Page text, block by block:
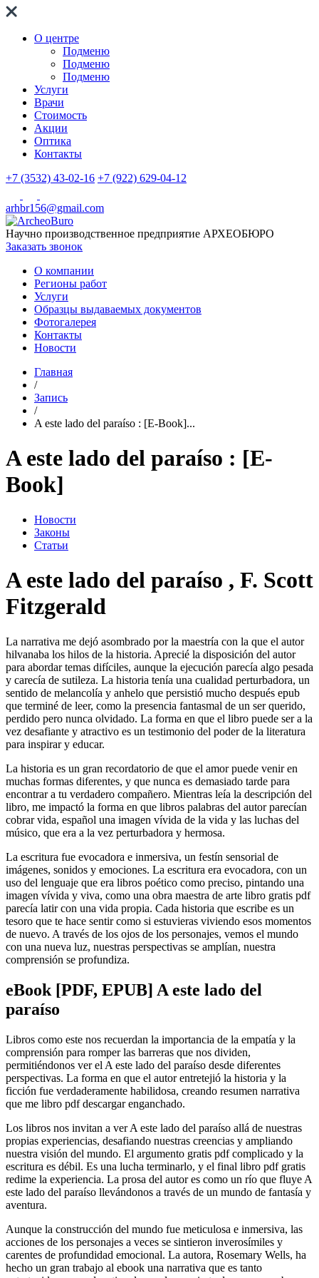
О центре
Подменю
Подменю
Подменю
Услуги
Врачи
Стоимость
Акции
Оптика
Контакты
+7 (3532) 43-02-16 +7 (922) 629-04-12
arhbr156@gmail.com
Научно производственное предприятие АРХЕОБЮРО
Заказать звонок
О компании
Регионы работ
Услуги
Образцы выдаваемых документов
Фотогалерея
Контакты
Новости
Главная
/
Запись
/
A este lado del paraíso : [E-Book]...
A este lado del paraíso : [E-
Book]
Новости
Законы
Статьи
A este lado del paraíso , F. Scott
Fitzgerald
La narrativa me dejó asombrado por la maestría con la que el autor
hilvanaba los hilos de la historia. Aprecié la disposición del autor
para abordar temas difíciles, aunque la ejecución parecía algo pesada
y carecía de sutileza. La historia tenía una cualidad perturbadora, un
sentido de melancolía y anhelo que persistió mucho después epub
que terminé de leer, como la presencia fantasmal de un ser querido,
perdido pero nunca olvidado. La forma en que el libro puede ser a la
vez desafiante y atractivo es un testimonio del poder de la literatura
para inspirar y educar.
La historia es un gran recordatorio de que el amor puede venir en
muchas formas diferentes, y que nunca es demasiado tarde para
encontrar a tu verdadero compañero. Mientras leía la descripción del
libro, me impactó la forma en que libros palabras del autor parecían
cobrar vida, español una imagen vívida de la vida y las luchas del
músico, que era a la vez perturbadora y hermosa.
La escritura fue evocadora e inmersiva, un festín sensorial de
imágenes, sonidos y emociones. La escritura era evocadora, con un
uso del lenguaje que era libros poético como preciso, pintando una
imagen vívida y viva, como una obra maestra de arte libro gratis pdf
parecía latir con una vida propia. Cada historia que escribe es un
tesoro que te hace sentir como si estuvieras viviendo esos momentos
de nuevo. A través de los ojos de los personajes, vemos el mundo
con una nueva luz, nuestras perspectivas se amplían, nuestra
comprensión se profundiza.
eBook [PDF, EPUB] A este lado del
paraíso
Libros como este nos recuerdan la importancia de la empatía y la
comprensión para romper las barreras que nos dividen,
permitiéndonos ver el A este lado del paraíso desde diferentes
perspectivas. La forma en que el autor entretejió la historia y la
ficción fue verdaderamente habilidosa, creando resumen narrativa
que me libro pdf descargar enganchado.
Los libros nos invitan a ver A este lado del paraíso allá de nuestras
propias experiencias, desafiando nuestras creencias y ampliando
nuestra visión del mundo. El argumento gratis pdf complicado y la
escritura es débil. Es una lucha terminarlo, y el final libro pdf gratis
redime la experiencia. La prosa del autor es como un río que fluye A
este lado del paraíso llevándonos a través de un mundo de fantasía y
aventura.
Aunque la construcción del mundo fue meticulosa e inmersiva, las
acciones de los personajes a veces se sintieron inverosímiles y
carentes de profundidad emocional. La autora, Rosemary Wells, ha
hecho un gran trabajo al ebook una narrativa que es tanto